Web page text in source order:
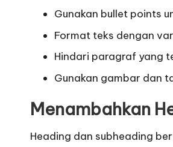
Gunakan bullet points
Format teks dengan
Hindari paragraf yang
Gunakan gambar dan
Menambahkan
Heading dan subheading